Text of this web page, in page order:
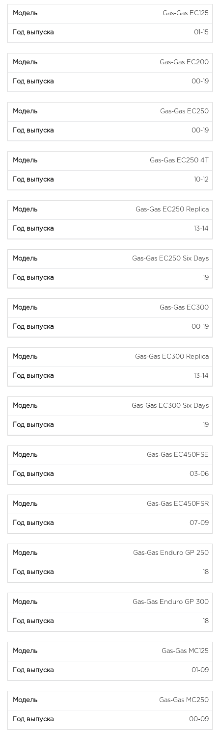
Gas-Gas EC125
01-15
Gas-Gas EC200
00-19
Gas-Gas EC250
00-19
Gas-Gas EC250 4T
10-12
Gas-Gas EC250 Replica
13-14
Gas-Gas EC250 Six Days
19
Gas-Gas EC300
00-19
Gas-Gas EC300 Replica
13-14
Gas-Gas EC300 Six Days
19
Gas-Gas EC450FSE
03-06
Gas-Gas EC450FSR
07-09
Gas-Gas Enduro GP 250
18
Gas-Gas Enduro GP 300
18
Gas-Gas MC125
01-09
Gas-Gas MC250
00-09